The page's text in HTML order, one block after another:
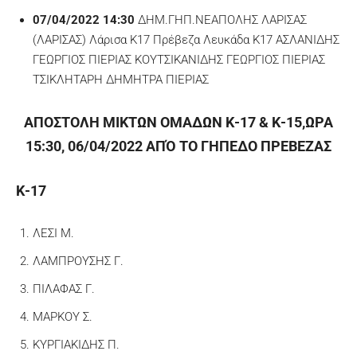
07/04/2022 14:30 ΔΗΜ.ΓΗΠ.ΝΕΑΠΟΛΗΣ ΛΑΡΙΣΑΣ
(ΛΑΡΙΣΑΣ) Λάρισα Κ17 Πρέβεζα Λευκάδα Κ17 ΑΣΛΑΝΙΔΗΣ
ΓΕΩΡΓΙΟΣ ΠΙΕΡΙΑΣ ΚΟΥΤΣΙΚΑΝΙΔΗΣ ΓΕΩΡΓΙΟΣ ΠΙΕΡΙΑΣ
ΤΣΙΚΛΗΤΑΡΗ ΔΗΜΗΤΡΑ ΠΙΕΡΙΑΣ
ΑΠΟΣΤΟΛΗ ΜΙΚΤΩΝ ΟΜΑΔΩΝ Κ-17 & Κ-15,ΩΡΑ
15:30, 06/04/2022 ΑΠΌ ΤΟ ΓΗΠΕΔΟ ΠΡΕΒΕΖΑΣ
Κ-17
ΛΕΣΙ Μ.
ΛΑΜΠΡΟΥΣΗΣ Γ.
ΠΙΛΑΦΑΣ Γ.
ΜΑΡΚΟΥ Σ.
ΚΥΡΓΙΑΚΙΔΗΣ Π.